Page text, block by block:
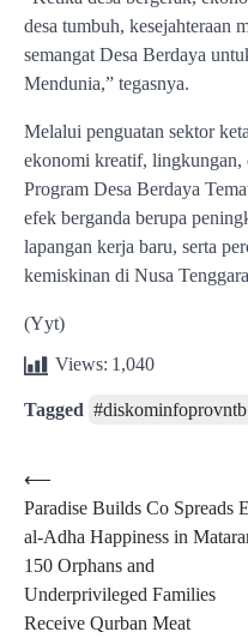
desa tumbuh, kesejahteraan
semangat Desa Berdaya
Mendunia,” tegasnya.
Melalui penguatan sektor
ekonomi kreatif, lingkungan,
Program Desa Berdaya
efek berganda berupa
lapangan kerja baru, serta
kemiskinan di Nusa
(Yyt)
Views: 1,040
Tagged
Post
navigation
⟵
Paradise Builds Co Spreads
al-Adha Happiness in
150 Orphans and
Underprivileged Families
Receive Qurban Meat